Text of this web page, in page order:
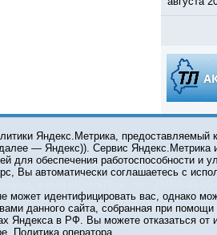
Тюмень Медиа. При использовании
при финансовой поддержке
СМИ ЭЛ №ФС 77-67413 от
в сфере связи, информационных
Яндекс.Метрика,
— Яндекс)). Сервис Яндекс.Метрика
для обеспечения работоспособности и
Вы автоматически соглашаетесь с
может идентифицировать вас, однако
данного сайта, собранная при
Яндекса в РФ. Вы можете отказаться от
Политика оператора